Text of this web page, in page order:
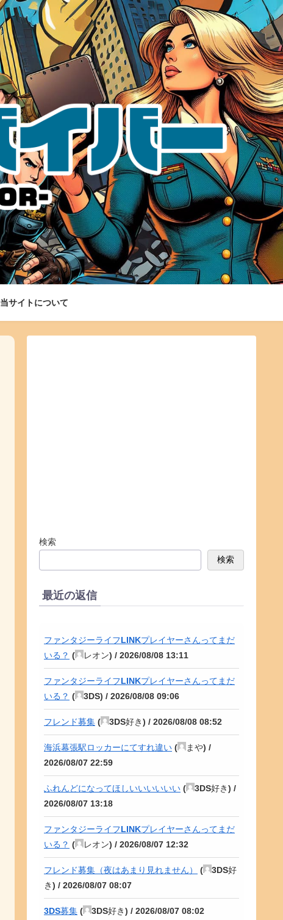
当サイトについて
検索
検索
最近の返信
ファンタジーライフLINKプレイヤーさんってまだ
いる？ ( レオン) / 2026/08/08 13:11
ファンタジーライフLINKプレイヤーさんってまだ
いる？ ( 3DS) / 2026/08/08 09:06
フレンド募集 ( 3DS好き) / 2026/08/08 08:52
海浜幕張駅ロッカーにてすれ違い ( まや) /
2026/08/07 22:59
ふれんどになってほしいいいいいい ( 3DS好き) /
2026/08/07 13:18
ファンタジーライフLINKプレイヤーさんってまだ
いる？ ( レオン) / 2026/08/07 12:32
フレンド募集（夜はあまり見れません） (
3DS好
き) / 2026/08/07 08:07
3DS募集 ( 3DS好き) / 2026/08/07 08:02